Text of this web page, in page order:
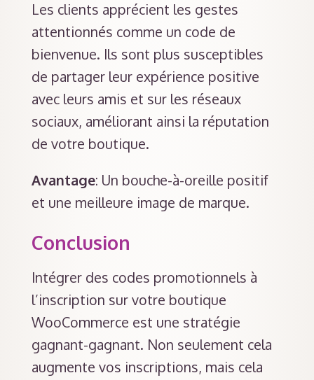
Les clients apprécient les gestes
attentionnés comme un code de
bienvenue. Ils sont plus susceptibles
de partager leur expérience positive
avec leurs amis et sur les réseaux
sociaux, améliorant ainsi la réputation
de votre boutique.
Avantage: Un bouche-à-oreille positif
et une meilleure image de marque.
Conclusion
Intégrer des codes promotionnels à
l’inscription sur votre boutique
WooCommerce est une stratégie
gagnant-gagnant. Non seulement cela
augmente vos inscriptions, mais cela